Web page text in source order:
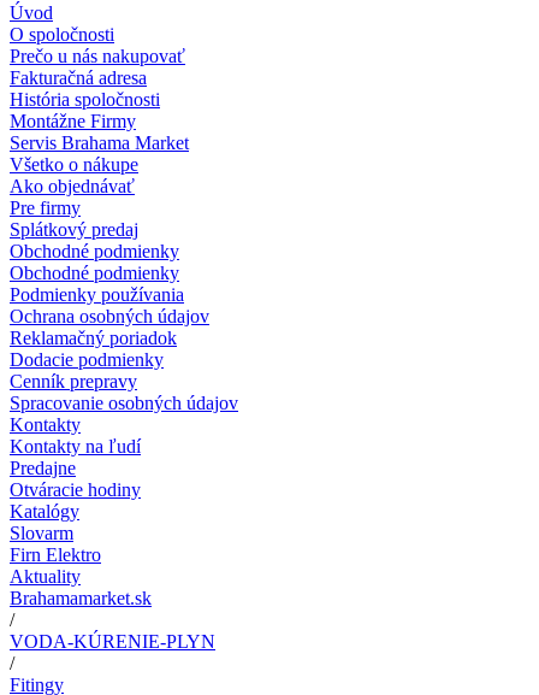
Úvod
O spoločnosti
Prečo u nás nakupovať
Fakturačná adresa
História spoločnosti
Montážne Firmy
Servis Brahama Market
Všetko o nákupe
Ako objednávať
Pre firmy
Splátkový predaj
Obchodné podmienky
Obchodné podmienky
Podmienky používania
Ochrana osobných údajov
Reklamačný poriadok
Dodacie podmienky
Cenník prepravy
Spracovanie osobných údajov
Kontakty
Kontakty na ľudí
Predajne
Otváracie hodiny
Katalógy
Slovarm
Firn Elektro
Aktuality
Brahamamarket.sk
/
VODA-KÚRENIE-PLYN
/
Fitingy